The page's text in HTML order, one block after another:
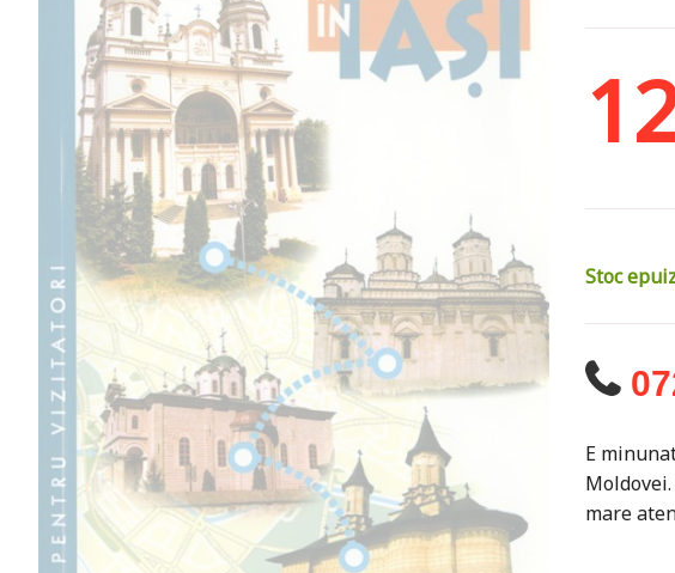
Stoc
E
mare